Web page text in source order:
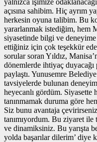
açısına sahibim. Hiç ayrım
herkesin oyuna talibim. Bu
yararlanmak istediğim, hem
siyasetinde bilgi ve
ettiğiniz için çok teşekkür
sorular soran Yıldız,
dönemlerde ihtiyaç
paylaştı. Yunusemre
tavsiyelerde bulunan
heyecanlı gördüm. Siyasette
tanınmamak duruma göre
Siz bunu avantaja
tanımıyordum. Bu ziyaret ile
ve dinamiksiniz. Bu yarışta
yolda başarılar dilerim’ diye